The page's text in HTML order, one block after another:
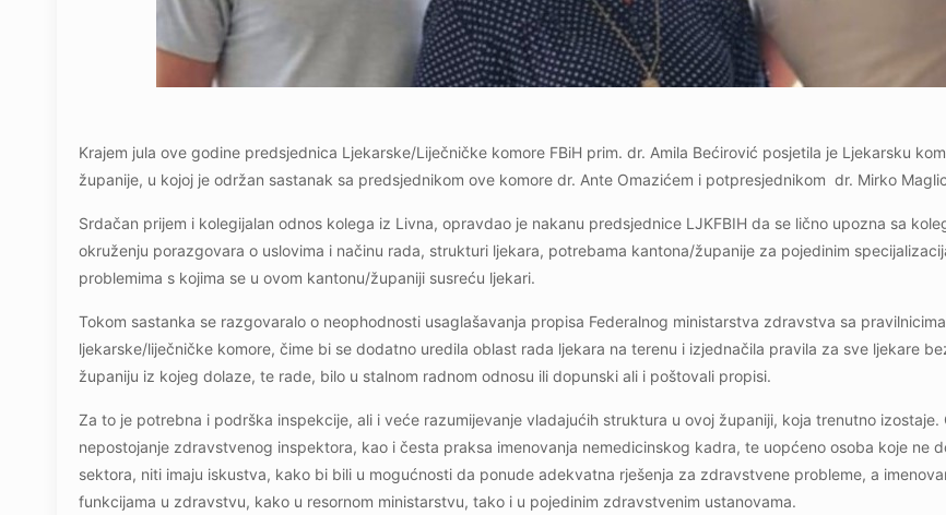
Krajem jula ove godine predsjednica Ljekarske/Liječničke komore FBiH prim. dr. Amila Bećirović posjetila je Ljekarsku
županije, u kojoj je održan sastanak sa predsjednikom ove komore dr. Ante Omazićem i potpresjednikom dr. Mirko
Srdačan prijem i kolegijalan odnos kolega iz Livna, opravdao je nakanu predsjednice LJKFBIH da se lično upozna sa
okruženju porazgovara o uslovima i načinu rada, strukturi ljekara, potrebama kantona/županije za pojedinim
problemima s kojima se u ovom kantonu/županiji susreću ljekari.
Tokom sastanka se razgovaralo o neophodnosti usaglašavanja propisa Federalnog ministarstva zdravstva sa
ljekarske/liječničke komore, čime bi se dodatno uredila oblast rada ljekara na terenu i izjednačila pravila za sve ljekare
županiju iz kojeg dolaze, te rade, bilo u stalnom radnom odnosu ili dopunski ali i poštovali propisi.
Za to je potrebna i podrška inspekcije, ali i veće razumijevanje vladajućih struktura u ovoj županiji, koja trenutno
nepostojanje zdravstvenog inspektora, kao i česta praksa imenovanja nemedicinskog kadra, te uopćeno osoba koje ne
sektora, niti imaju iskustva, kako bi bili u mogućnosti da ponude adekvatna rješenja za zdravstvene probleme, a
funkcijama u zdravstvu, kako u resornom ministarstvu, tako i u pojedinim zdravstvenim ustanovama.